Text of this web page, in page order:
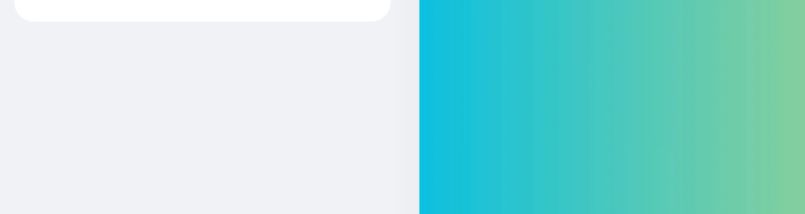
Ayrıca, sektör trendleri, bloglar ve vaka
otoritesini artırırlar. Sosyal medya ve
dönüşüm oranlarını artırır. KOBİ'lerin